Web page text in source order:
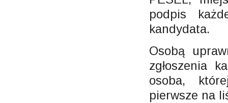
podpis
kandydata.
Osobą
zgłoszenia
osoba,
pierwsze na